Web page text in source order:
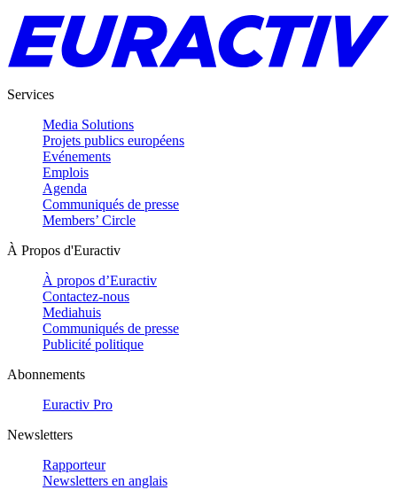
Services
Media Solutions
Projets publics européens
Evénements
Emplois
Agenda
Communiqués de presse
Members’ Circle
À Propos d'Euractiv
À propos d’Euractiv
Contactez-nous
Mediahuis
Communiqués de presse
Publicité politique
Abonnements
Euractiv Pro
Newsletters
Rapporteur
Newsletters en anglais